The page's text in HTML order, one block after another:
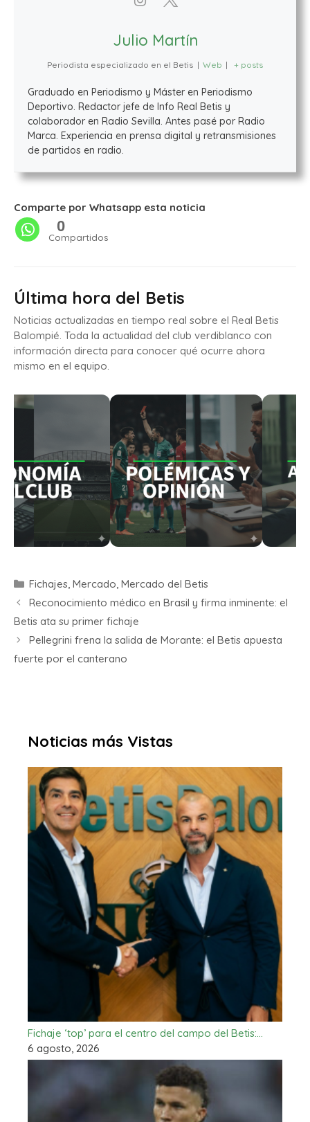
Julio Martín
Periodista especializado en el Betis | Web | + posts
Graduado en Periodismo y Máster en Periodismo
Deportivo. Redactor jefe de Info Real Betis y
colaborador en Radio Sevilla. Antes pasé por Radio
Marca. Experiencia en prensa digital y retransmisiones
de partidos en radio.
Comparte por Whatsapp esta noticia
0
Compartidos
Última hora del Betis
Noticias actualizadas en tiempo real sobre el Real Betis
Balompié. Toda la actualidad del club verdiblanco con
información directa para conocer qué ocurre ahora
mismo en el equipo.
Fichajes, Mercado, Mercado del Betis
Reconocimiento médico en Brasil y firma inminente: el
Betis ata su primer fichaje
Pellegrini frena la salida de Morante: el Betis apuesta
fuerte por el canterano
Noticias más Vistas
Fichaje ‘top’ para el centro del campo del Betis:…
6 agosto, 2026